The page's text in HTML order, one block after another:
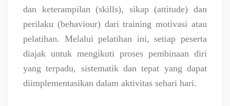
dan keterampilan (skills), sikap (attitude) dan
perilaku (behaviour) dari training motivasi atau
pelatihan. Melalui pelatihan ini, setiap peserta
diajak untuk mengikuti proses pembinaan diri
yang terpadu, sistematik dan tepat yang dapat
diimplementasikan dalam aktivitas sehari hari.